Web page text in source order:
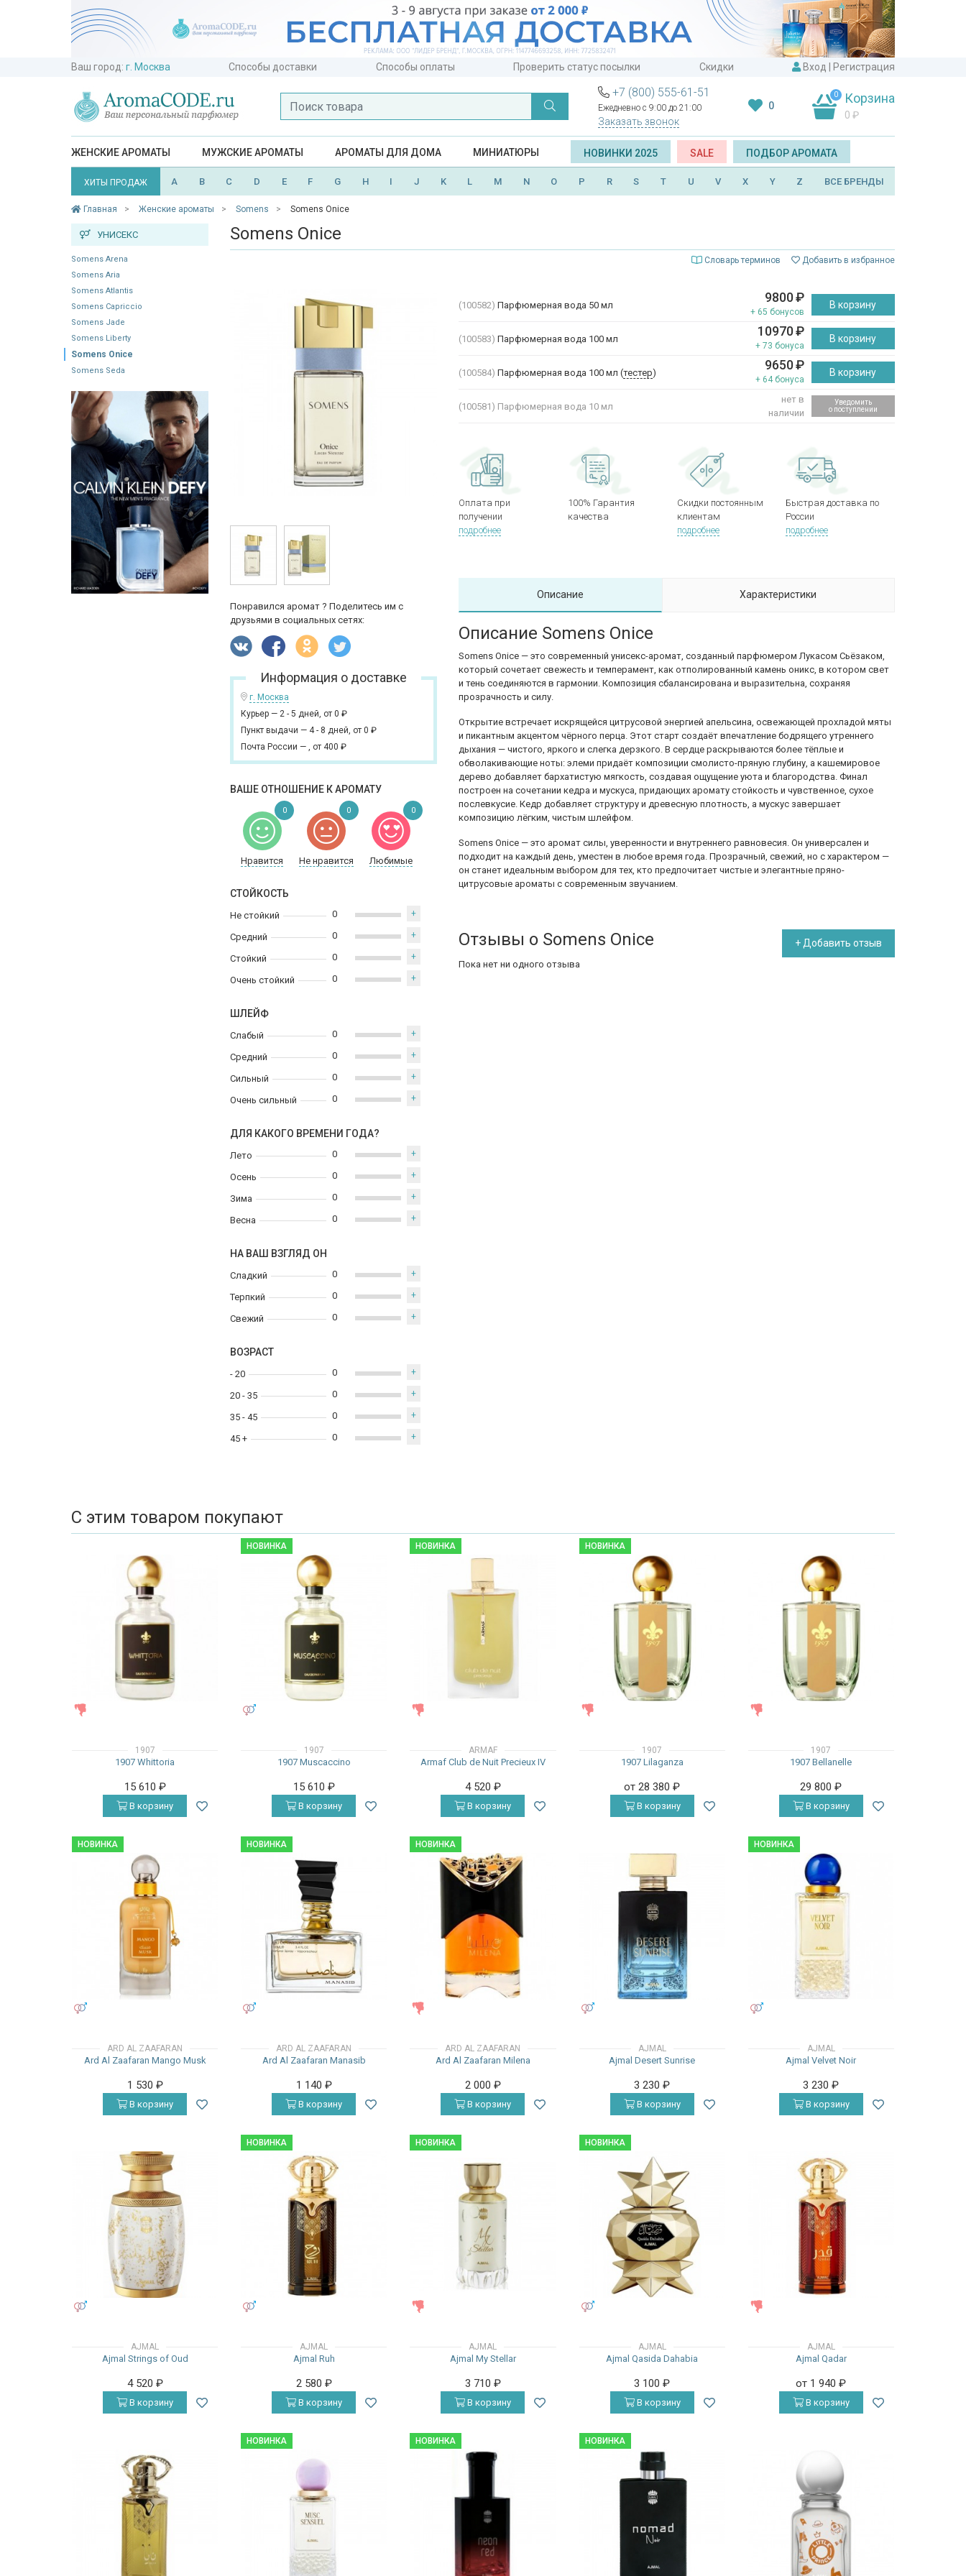
Ваш город: г. Москва Способы доставки Способы оплаты Проверить статус посылки Скидки Вход Регистрация
+7 (800) 555-61-51
Ежедневно с 9:00 до 21:00
Заказать звонок
0
0 Корзина
0 ₽
ЖЕНСКИЕ АРОМАТЫ МУЖСКИЕ АРОМАТЫ АРОМАТЫ ДЛЯ ДОМА МИНИАТЮРЫ НОВИНКИ 2025 SALE ПОДБОР АРОМАТА
ХИТЫ ПРОДАЖ A B C D E F G H I J K L M N O P R S T U V X Y Z ВСЕ БРЕНДЫ
Главная Женские ароматы Somens Somens Onice
УНИСЕКС
Somens Arena
Somens Aria
Somens Atlantis
Somens Capriccio
Somens Jade
Somens Liberty
Somens Onice
Somens Seda
Somens Onice
Словарь терминов Добавить в избранное
Понравился аромат ? Поделитесь им с
друзьями в социальных сетях:
Информация о доставке
г. Москва
Курьер — 2 - 5 дней, от 0 ₽
Пункт выдачи — 4 - 8 дней, от 0 ₽
Почта России — , от 400 ₽
ВАШЕ ОТНОШЕНИЕ К АРОМАТУ
Нравится Не нравится Любимые
0 0 0
СТОЙКОСТЬ
Не стойкий
Средний
Стойкий
Очень стойкий
0 +
0 +
0 +
0 +
ШЛЕЙФ
Слабый
Средний
Сильный
Очень сильный
0 +
0 +
0 +
0 +
ДЛЯ КАКОГО ВРЕМЕНИ ГОДА?
Лето
Осень
Зима
Весна
0 +
0 +
0 +
0 +
НА ВАШ ВЗГЛЯД ОН
Сладкий
Терпкий
Свежий
0 +
0 +
0 +
ВОЗРАСТ
- 20
20 - 35
35 - 45
45 +
0 +
0 +
0 +
0 +
(100582) Парфюмерная вода 50 мл 9800₽
+ 65 бонусов
В корзину
(100583) Парфюмерная вода 100 мл 10970₽
+ 73 бонуса
В корзину
(100584) Парфюмерная вода 100 мл (тестер) 9650₽
+ 64 бонуса
В корзину
(100581) Парфюмерная вода 10 мл
нет в
наличии
Уведомить
о поступлении
Оплата при
получении
подробнее
100% Гарантия
качества
Скидки постоянным
клиентам
подробнее
Быстрая доставка по
России
подробнее
Описание Характеристики
Описание Somens Onice
Somens Onice — это современный унисекс-аромат, созданный парфюмером Лукасом Сьёзаком,
который сочетает свежесть и темперамент, как отполированный камень оникс, в котором свет
и тень соединяются в гармонии. Композиция сбалансирована и выразительна, сохраняя
прозрачность и силу.
Открытие встречает искрящейся цитрусовой энергией апельсина, освежающей прохладой мяты
и пикантным акцентом чёрного перца. Этот старт создаёт впечатление бодрящего утреннего
дыхания — чистого, яркого и слегка дерзкого. В сердце раскрываются более тёплые и
обволакивающие ноты: элеми придаёт композиции смолисто-пряную глубину, а кашемировое
дерево добавляет бархатистую мягкость, создавая ощущение уюта и благородства. Финал
построен на сочетании кедра и мускуса, придающих аромату стойкость и чувственное, сухое
послевкусие. Кедр добавляет структуру и древесную плотность, а мускус завершает
композицию лёгким, чистым шлейфом.
Somens Onice — это аромат силы, уверенности и внутреннего равновесия. Он универсален и
подходит на каждый день, уместен в любое время года. Прозрачный, свежий, но с характером —
он станет идеальным выбором для тех, кто предпочитает чистые и элегантные пряно-
цитрусовые ароматы с современным звучанием.
Отзывы о Somens Onice + Добавить отзыв
Пока нет ни одного отзыва
С этим товаром покупают
1907
1907 Whittoria
15 610 ₽
В корзину
НОВИНКА
1907
1907 Muscaccino
15 610 ₽
В корзину
НОВИНКА
ARMAF
Armaf Club de Nuit Precieux IV
4 520 ₽
В корзину
НОВИНКА
1907
1907 Lilaganza
от 28 380₽
В корзину
1907
1907 Bellanelle
29 800₽
В корзину
НОВИНКА
ARD AL ZAAFARAN
Ard Al Zaafaran Mango Musk
1 530 ₽
В корзину
НОВИНКА
ARD AL ZAAFARAN
Ard Al Zaafaran Manasib
1 140 ₽
В корзину
НОВИНКА
ARD AL ZAAFARAN
Ard Al Zaafaran Milena
2 000 ₽
В корзину
AJMAL
Ajmal Desert Sunrise
3 230₽
В корзину
НОВИНКА
AJMAL
Ajmal Velvet Noir
3 230₽
В корзину
AJMAL
Ajmal Strings of Oud
4 520 ₽
В корзину
НОВИНКА
AJMAL
Ajmal Ruh
2 580 ₽
В корзину
НОВИНКА
AJMAL
Ajmal My Stellar
3 710 ₽
В корзину
НОВИНКА
AJMAL
Ajmal Qasida Dahabia
3 100₽
В корзину
AJMAL
Ajmal Qadar
от 1 940₽
В корзину
НОВИНКА НОВИНКА НОВИНКА